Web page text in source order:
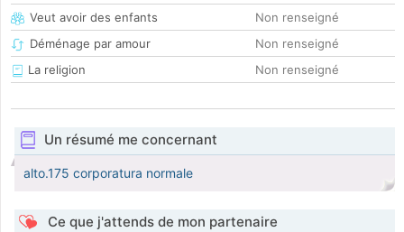
Veut avoir des enfants
Non renseigné
Déménage par amour
Non renseigné
La religion
Non renseigné
Un résumé me concernant
alto.175 corporatura normale
Ce que j'attends de mon partenaire